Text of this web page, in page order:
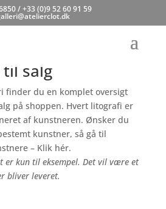
/ +33 (0)9 52 60 91 59
salg
finder du en komplet oversigt
på shoppen. Hvert litografi er
af kunstneren. Ønsker du
kunstner, så gå til
– Klik hér.
er kun til eksempel. Det vil være et
bliver leveret.